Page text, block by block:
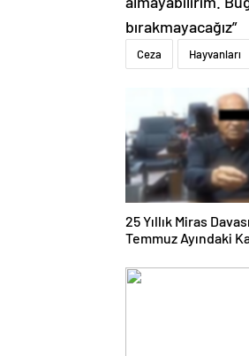
bırakmayacağız”
Ceza Hayvanları
25 Yıllık Miras
Temmuz Ayındaki